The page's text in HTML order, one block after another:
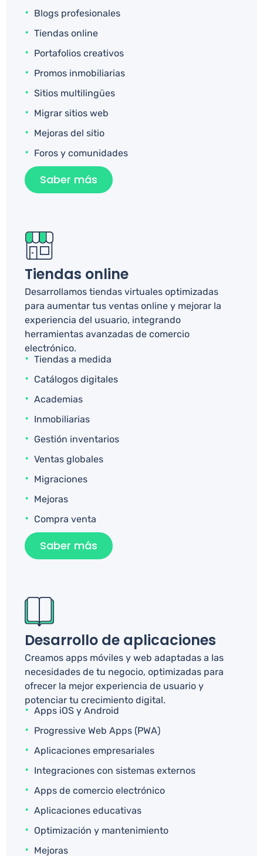
Blogs profesionales
Tiendas online
Portafolios creativos
Promos inmobiliarias
Sitios multilingües
Migrar sitios web
Mejoras del sitio
Foros y comunidades
Saber más
Tiendas online
Desarrollamos tiendas virtuales optimizadas
para aumentar tus ventas online y mejorar la
experiencia del usuario, integrando
herramientas avanzadas de comercio
electrónico.
Tiendas a medida
Catálogos digitales
Academias
Inmobiliarias
Gestión inventarios
Ventas globales
Migraciones
Mejoras
Compra venta
Saber más
Desarrollo de aplicaciones
Creamos apps móviles y web adaptadas a las
necesidades de tu negocio, optimizadas para
ofrecer la mejor experiencia de usuario y
potenciar tu crecimiento digital.
Apps iOS y Android
Progressive Web Apps (PWA)
Aplicaciones empresariales
Integraciones con sistemas externos
Apps de comercio electrónico
Aplicaciones educativas
Optimización y mantenimiento
Mejoras